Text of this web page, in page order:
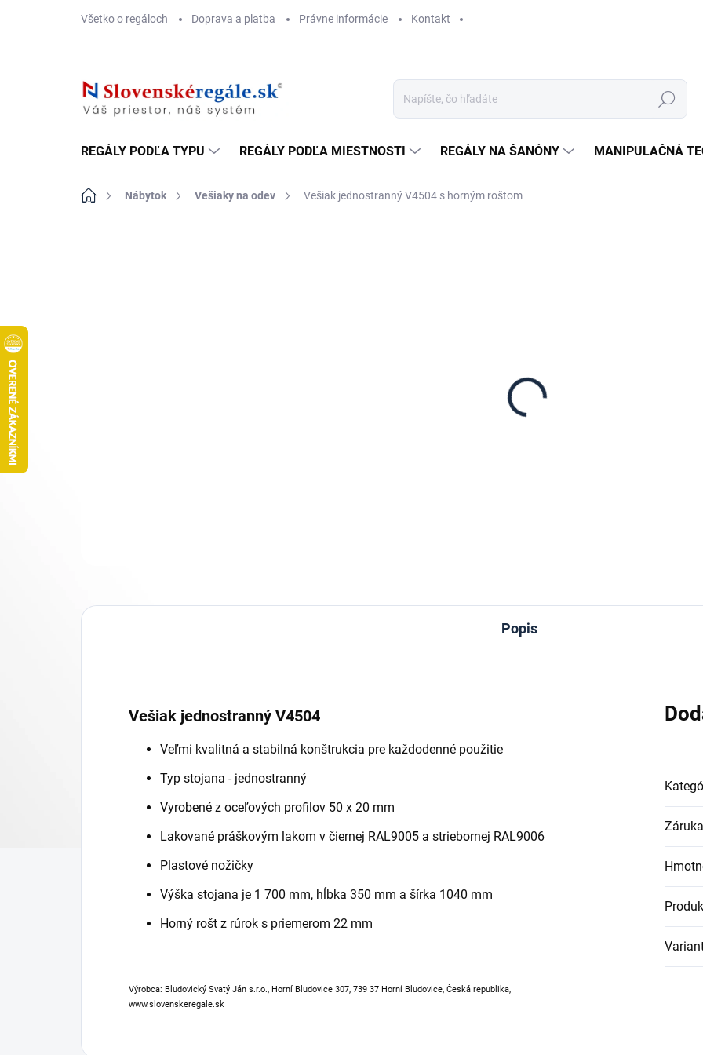
Všetko o regáloch Doprava a platba Právne informácie Kontakt
Hľadať
REGÁLY PODĽA TYPU REGÁLY PODĽA MIESTNOSTI REGÁLY NA ŠANÓNY MANIPULAČNÁ
DomovNábytok Vešiaky na odev Vešiak jednostranný V4504 s horným roštom
Popis
Vešiak jednostranný V4504
Veľmi kvalitná a stabilná konštrukcia pre každodenné použitie
Typ stojana - jednostranný
Vyrobené z oceľových profilov 50 x 20 mm
Lakované práškovým lakom v čiernej RAL9005 a striebornej RAL9006
Plastové nožičky
Výška stojana je 1 700 mm, hĺbka 350 mm a šírka 1040 mm
Horný rošt z rúrok s priemerom 22 mm
Výrobca: Bludovický Svatý Ján s.r.o., Horní Bludovice 307, 739 37 Horní Bludovice, Česká republika,
www.slovenskeregale.sk
Záruka